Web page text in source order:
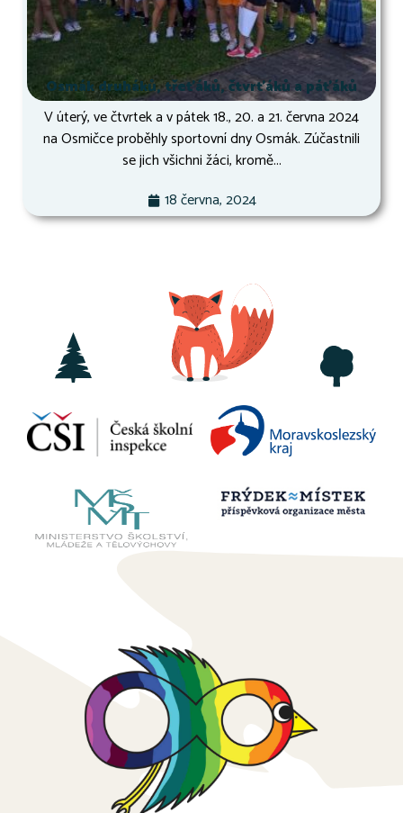
Osmák druháků, třeťáků, čtvrťáků a páťáků
V úterý, ve čtvrtek a v pátek 18., 20. a 21. června 2024
na Osmičce proběhly sportovní dny Osmák. Zúčastnili
se jich všichni žáci, kromě...
18 června, 2024